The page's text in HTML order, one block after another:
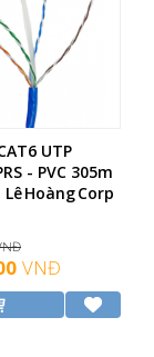
UTP
- PVC 305m
Hoàng Corp
VNĐ